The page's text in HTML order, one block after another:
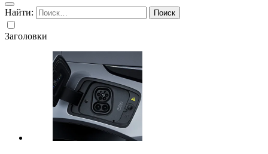
Найти:
Заголовки